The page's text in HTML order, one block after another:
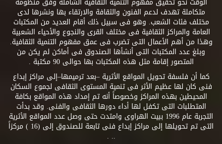
متكاملة تهدف لدعم الفنون والثقافة والارتقاء بها ونشرها لدى
مختلف فئات الشعب. وهو فى سبيل ذلك أقام العديد من المكتبات
العامة والمراكز الثقافية فى مختلف القرى والنجوع والأحياء الشعبية
وهذا من أهم الأعمال التى تضرب فى عمق مفهوم التنمية الثقافية.
وبلغ عدد المكتبات التى أنشأها الصندوق فى أماكن لم يكن من
المتصور إقامة مثل هذه المكتبات بها حوالى 90 مكتبة .
كما أن فلسفة تحويل المواقع الأثرية –بعد ترميمها–إلى مراكز إبداع
فنى كان لها عظيم الأثر فى تنمية المستوى الثقافى لجموع السكان
المحيطين بهذه المراكز وخصوصاً أنه تم إمداد هذه المواقع بكافة
المتطلبات التى تكفل لها أداء دورها الثقافى والفنى. وقد بدأت
التجربة عام 1996 ببيت الهراوى وامتدت حتى وصل عدد المواقع الأثرية
التى تم تحويلها إلى مراكز إبداع فنى تابعة للصندوق إلى (16 ) مركزاً
.. .